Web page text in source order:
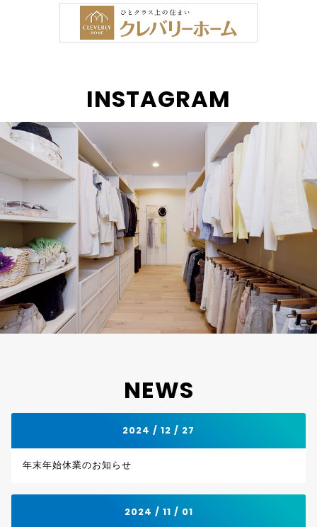
INSTAGRAM
NEWS
2024 / 12 / 27
年末年始休業のお知らせ
2024 / 11 / 01